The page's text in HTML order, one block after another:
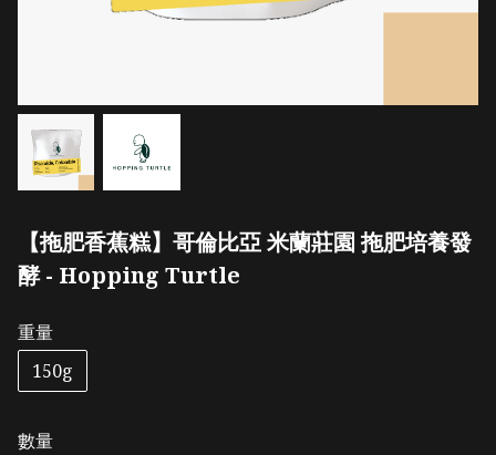
【拖肥香蕉糕】哥倫比亞 米蘭莊園 拖肥培養發
酵 - Hopping Turtle
重量
150g
數量